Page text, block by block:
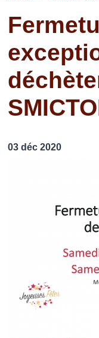
La mairie
Découvrir
Vie pratique
Vos
03 déc 2020